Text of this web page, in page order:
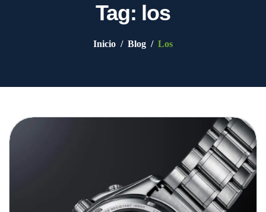
Tag: los
Inicio Blog Los